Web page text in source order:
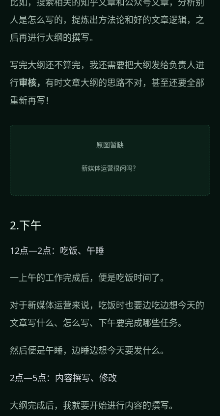
人是怎么写的，提炼出方法论和好的文章逻辑，之
后再进行大纲的撰写。
写完大纲还不算完，我还需要把大纲发给负责人进
行审核， 有时文章大纲的思路不对，甚至还要全部
重新再写！
原图暂缺
新媒体运营很闲吗？
2.下午
12点—2点：吃饭、午睡
一上午的工作完成后，便是吃饭时间了。
对于新媒体运营来说，吃饭时也要边吃边想今天的
文章写什么、怎么写、下午要完成哪些任务。
然后便是午睡，边睡边想今天要发什么。
2点—5点：内容撰写、修改
大纲完成后，我就要开始进行内容的撰写。